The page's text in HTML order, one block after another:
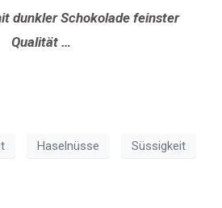
dunkler Schokolade feinster
Qualität …
Haselnüsse Süssigkeit